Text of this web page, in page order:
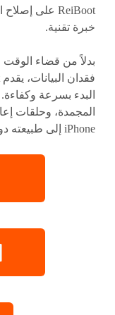
خبرة تقنية.
بدلاً من قضاء
البدء بسرعة
المجمدة، وحلقات
iPhone إلى طبيعته دون فقدان البيانات.